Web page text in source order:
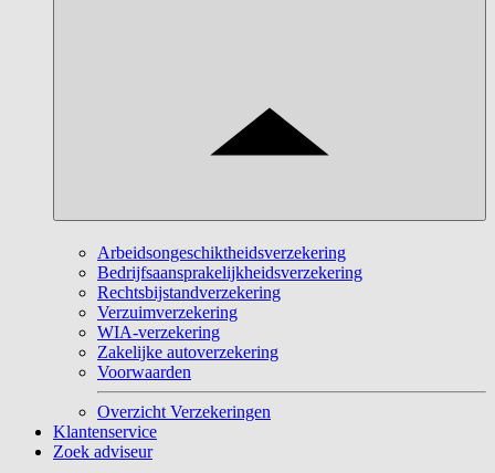
Arbeidsongeschiktheidsverzekering
Bedrijfsaansprakelijkheidsverzekering
Rechtsbijstandverzekering
Verzuimverzekering
WIA-verzekering
Zakelijke autoverzekering
Voorwaarden
Overzicht Verzekeringen
Klantenservice
Zoek adviseur